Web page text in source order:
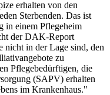
erhalten von den
Sterbenden. Das ist
in einem Pflegeheim
der DAK-Report
nicht in der Lage sind, den
zu
Pflegebedürftigen, die
(SAPV) erhalten
im Krankenhaus."